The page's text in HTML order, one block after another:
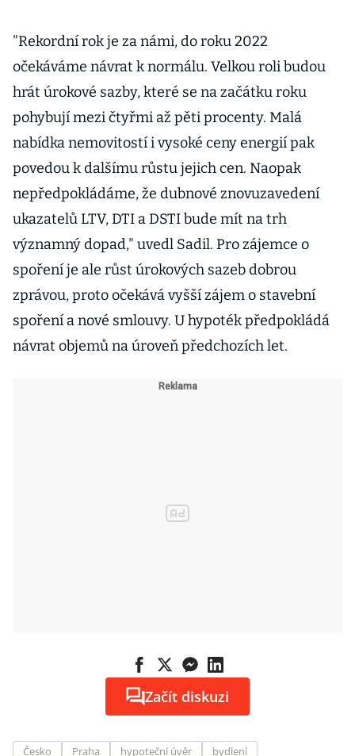
"Rekordní rok je za námi, do roku 2022
očekáváme návrat k normálu. Velkou roli budou
hrát úrokové sazby, které se na začátku roku
pohybují mezi čtyřmi až pěti procenty. Malá
nabídka nemovitostí i vysoké ceny energií pak
povedou k dalšímu růstu jejich cen. Naopak
nepředpokládáme, že dubnové znovuzavedení
ukazatelů LTV, DTI a DSTI bude mít na trh
významný dopad," uvedl Sadil. Pro zájemce o
spoření je ale růst úrokových sazeb dobrou
zprávou, proto očekává vyšší zájem o stavební
spoření a nové smlouvy. U hypoték předpokládá
návrat objemů na úroveň předchozích let.
Začít diskuzi
Česko Praha hypoteční úvěr
bydlení